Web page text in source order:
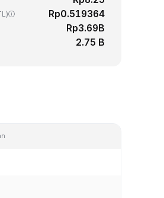
Rp0.519364
Rp3.69B
2.75 B